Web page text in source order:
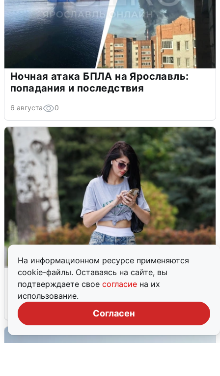
На информационном ресурсе применяются
cookie-файлы. Оставаясь на сайте, вы
подтверждаете свое согласие на их
использование.
Согласен
Ночная атака БПЛА на Ярославль:
попадания и последствия
6 августа 0
Волгоградцы остались без
мобильного интернета
6 августа